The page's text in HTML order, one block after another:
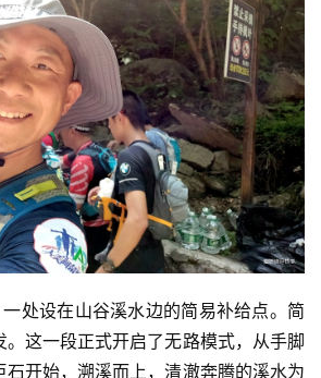
处设在山谷溪水边的简易补给点。简
这一段正式开启了无路模式，从手脚
开始，溯溪而上，清澈奔腾的溪水为